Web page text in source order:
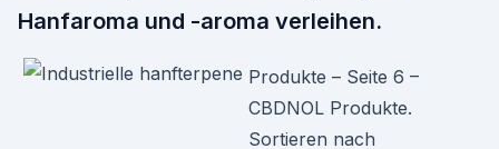
Hanfaroma und -aroma verleihen.
Produkte – Seite 6 –
CBDNOL Produkte.
Sortieren nach